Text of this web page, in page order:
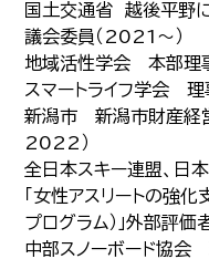
国土交通省 越後平野
議会委員（2021～）
地域活性学会 本部理
スマートライフ学会 理
新潟市 新潟市財産経
2022）
全日本スキー連盟、日
「女性アスリートの強
プログラム）」外部評
中部スノーボード協会